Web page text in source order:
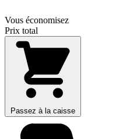
Vous économisez
Prix total
Passez à la caisse